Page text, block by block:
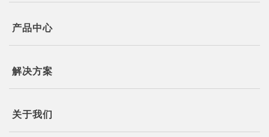
产品中心
解决方案
关于我们